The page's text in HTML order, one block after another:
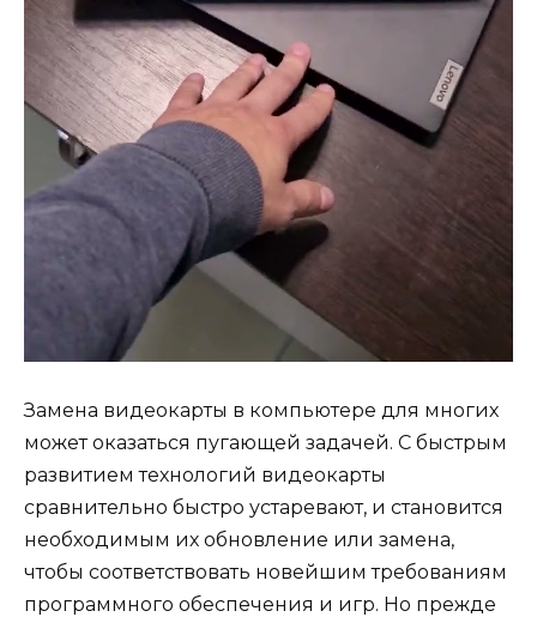
Замена видеокарты в компьютере для многих
может оказаться пугающей задачей. С быстрым
развитием технологий видеокарты
сравнительно быстро устаревают, и становится
необходимым их обновление или замена,
чтобы соответствовать новейшим требованиям
программного обеспечения и игр. Но прежде